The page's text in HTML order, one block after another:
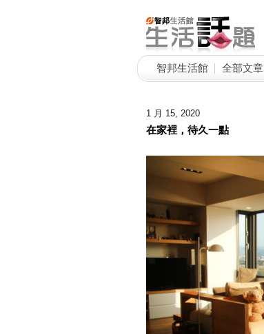
智邦生活館 全部文章
1 月 15, 2020
在家裡，待久一點